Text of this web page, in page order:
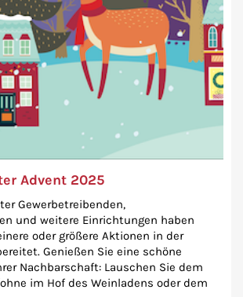
Advent 2025
Gewerbetreibenden,
und weitere Einrichtungen haben
oder größere Aktionen in der
Genießen Sie eine schöne
Nachbarschaft: Lauschen Sie dem
im Hof des Weinladens oder dem